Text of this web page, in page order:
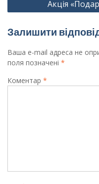
Акція
Залишити
Ваша e-mail адреса не
поля позначені *
Коментар *